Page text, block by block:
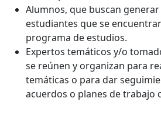
Alumnos, que buscan
estudiantes que se
programa de estudios.
Expertos temáticos y/o
se reúnen y organizan para
temáticas o para dar
acuerdos o planes de trabajo